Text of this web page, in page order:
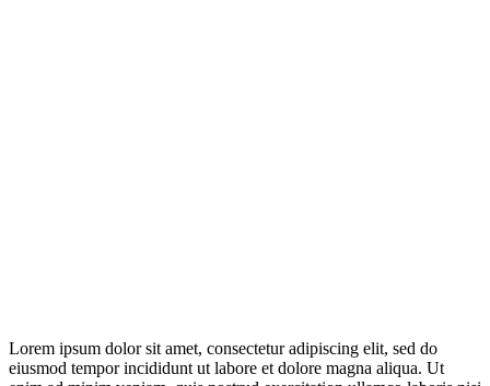
Lorem ipsum dolor sit amet, consectetur adipiscing elit, sed do
eiusmod tempor incididunt ut labore et dolore magna aliqua. Ut